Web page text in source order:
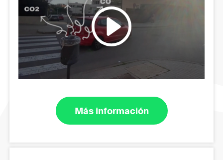
Más información